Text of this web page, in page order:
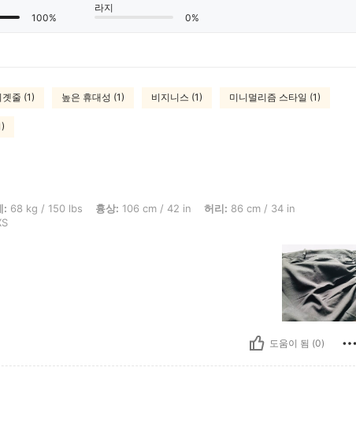
100%
라지
0%
줄 (1) 높은 휴대성 (1) 비지니스 (1) 미니멀리즘 스타일 (1)
150 lbs, 흉상: 106 cm / 42 in, 허리: 86 cm / 34 in, 엉덩이: 107 cm / 42 in, 색: 블랙,
: 68 kg / 150 lbs 흉상: 106 cm / 42 in 허리: 86 cm / 34 in
도움이 됨 (0)